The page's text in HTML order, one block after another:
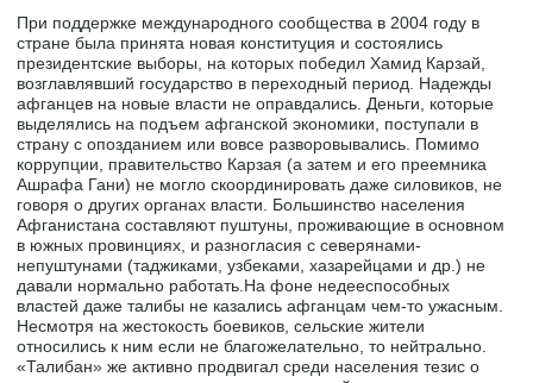
При поддержке международного сообщества в 2004 году в
стране была принята новая конституция и состоялись
президентские выборы, на которых победил Хамид Карзай,
возглавлявший государство в переходный период. Надежды
афганцев на новые власти не оправдались. Деньги, которые
выделялись на подъем афганской экономики, поступали в
страну с опозданием или вовсе разворовывались. Помимо
коррупции, правительство Карзая (а затем и его преемника
Ашрафа Гани) не могло скоординировать даже силовиков, не
говоря о других органах власти. Большинство населения
Афганистана составляют пуштуны, проживающие в основном
в южных провинциях, и разногласия с северянами-
непуштунами (таджиками, узбеками, хазарейцами и др.) не
давали нормально работать.На фоне недееспособных
властей даже талибы не казались афганцам чем-то ужасным.
Несмотря на жестокость боевиков, сельские жители
относились к ним если не благожелательно, то нейтрально.
«Талибан» же активно продвигал среди населения тезис о